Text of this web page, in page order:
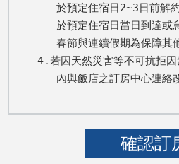
於預定住宿日2~3日前解
於預定住宿日當日到達或
春節與連續假期為保障其
4.若因天然災害等不可抗拒
內與飯店之訂房中心連絡